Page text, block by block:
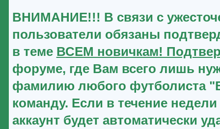
ВНИМАНИЕ!!! В связи с
пользователи обязаны
в теме ВСЕМ новичкам!
форуме, где Вам всего лишь
фамилию любого футболиста
команду. Если в течение
аккаунт будет автоматически